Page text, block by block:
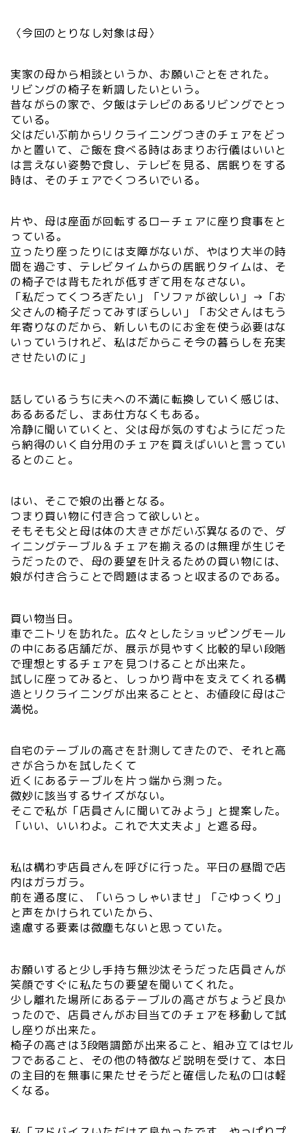
〈今回のとりなし対象は母〉
実家の母から相談というか、お願いごとをされた。
リビングの椅子を新調したいという。
昔ながらの家で、夕飯はテレビのあるリビングでとっ
ている。
父はだいぶ前からリクライニングつきのチェアをどっ
かと置いて、ご飯を食べる時はあまりお行儀はいいと
は言えない姿勢で食し、テレビを見る、居眠りをする
時は、そのチェアでくつろいでいる。
片や、母は座面が回転するローチェアに座り食事をと
っている。
立ったり座ったりには支障がないが、やはり大半の時
間を過ごす、テレビタイムからの居眠りタイムは、そ
の椅子では背もたれが低すぎて用をなさない。
「私だってくつろぎたい」「ソファが欲しい」→「お
父さんの椅子だってみすぼらしい」「お父さんはもう
年寄りなのだから、新しいものにお金を使う必要はな
いっていうけれど、私はだからこそ今の暮らしを充実
させたいのに」
話しているうちに夫への不満に転換していく感じは、
あるあるだし、まあ仕方なくもある。
冷静に聞いていくと、父は母が気のすむようにだった
ら納得のいく自分用のチェアを買えばいいと言ってい
るとのこと。
はい、そこで娘の出番となる。
つまり買い物に付き合って欲しいと。
そもそも父と母は体の大きさがだいぶ異なるので、ダ
イニングテーブル＆チェアを揃えるのは無理が生じそ
うだったので、母の要望を叶えるための買い物には、
娘が付き合うことで問題はまるっと収まるのである。
買い物当日。
車でニトリを訪れた。広々としたショッピングモール
の中にある店舗だが、展示が見やすく比較的早い段階
で理想とするチェアを見つけることが出来た。
試しに座ってみると、しっかり背中を支えてくれる構
造とリクライニングが出来ることと、お値段に母はご
満悦。
自宅のテーブルの高さを計測してきたので、それと高
さが合うかを試したくて
近くにあるテーブルを片っ端から測った。
微妙に該当するサイズがない。
そこで私が「店員さんに聞いてみよう」と提案した。
「いい、いいわよ。これで大丈夫よ」と遮る母。
私は構わず店員さんを呼びに行った。平日の昼間で店
内はガラガラ。
前を通る度に、「いらっしゃいませ」「ごゆっくり」
と声をかけられていたから、
遠慮する要素は微塵もないと思っていた。
お願いすると少し手持ち無沙汰そうだった店員さんが
笑顔ですぐに私たちの要望を聞いてくれた。
少し離れた場所にあるテーブルの高さがちょうど良か
ったので、店員さんがお目当てのチェアを移動して試
し座りが出来た。
椅子の高さは3段階調節が出来ること、組み立てはセル
フであること、その他の特徴など説明を受けて、本日
の主目的を無事に果たせそうだと確信した私の口は軽
くなる。